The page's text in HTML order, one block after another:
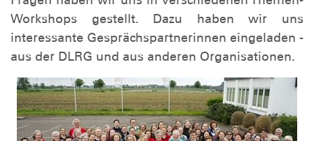
Workshops gestellt. Dazu haben wir uns
interessante Gesprächspartnerinnen eingeladen -
aus der DLRG und aus anderen Organisationen.